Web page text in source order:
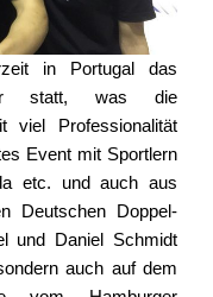
in Portugal das
statt, was die
viel Professionalität
Event mit Sportlern
etc. und auch aus
Deutschen Doppel-
und Daniel Schmidt
auch auf dem